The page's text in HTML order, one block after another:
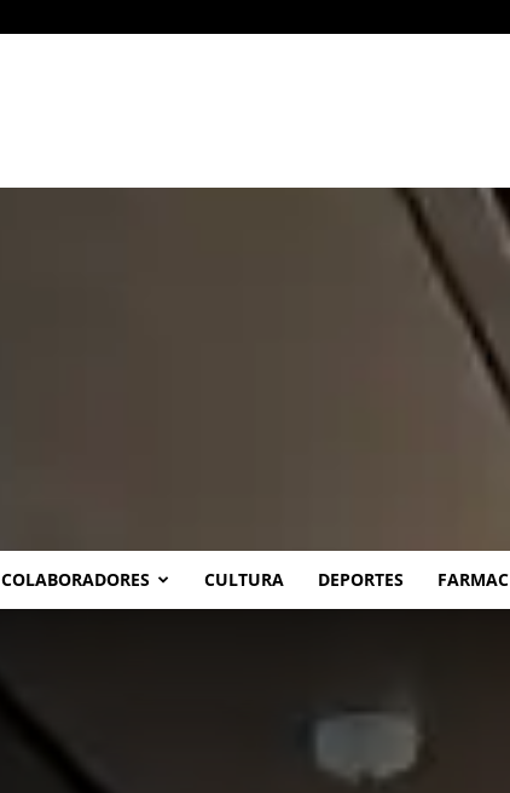
COLABORADORES CULTURA DEPORTES